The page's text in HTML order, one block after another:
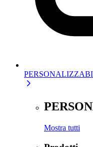
Mostra tutti